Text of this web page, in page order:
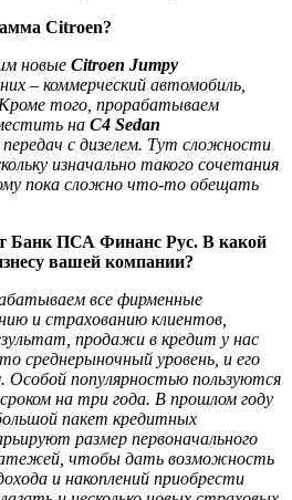
Citroen?
новые Citroen Jumpy
– коммерческий автомобиль,
того, прорабатываем
на C4 Sedan
с дизелем. Тут сложности
изначально такого сочетания
пока сложно что-то обещать
Банк ПСА Финанс Рус. В какой
вашей компании?
все фирменные
и страхованию клиентов,
продажи в кредит у нас
среднерыночный уровень, и его
популярностью пользуются
на три года. В прошлом году
пакет кредитных
размер первоначального
чтобы дать возможность
и накоплений приобрести